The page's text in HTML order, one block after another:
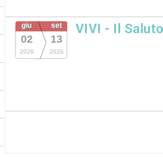
giu
02
2026
set
13
2026
VIVI - Il